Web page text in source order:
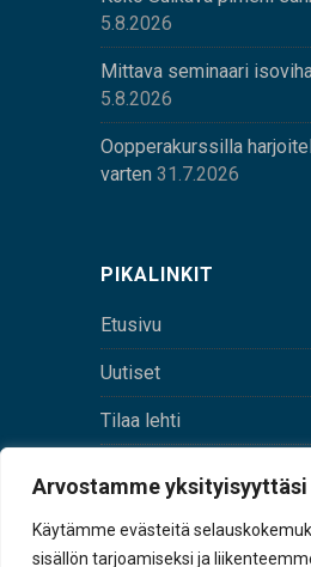
Arvostamme yksityisyyttäsi
Käytämme evästeitä
sisällön tarjoamiseksi ja
5.8.2026
Mittava seminaari
5.8.2026
Oopperakurssilla
varten 31.7.2026
PIKALINKIT
Etusivu
Uutiset
Tilaa lehti